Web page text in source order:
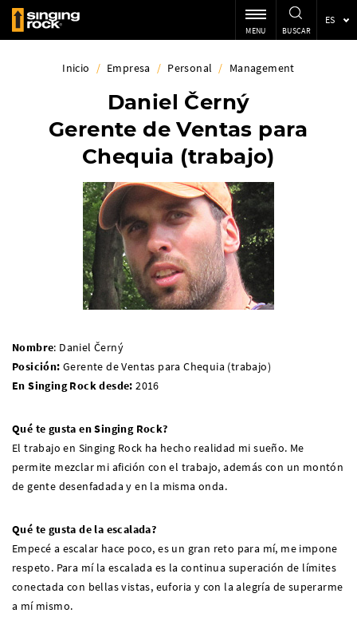
ES
MENU BUSCAR
Inicio / Empresa / Personal / Management
Daniel Černý
Gerente de Ventas para
Chequia (trabajo)
Nombre: Daniel Černý
Posición: Gerente de Ventas para Chequia (trabajo)
En Singing Rock desde: 2016
Qué te gusta en Singing Rock?
El trabajo en Singing Rock ha hecho realidad mi sueño. Me
permite mezclar mi afición con el trabajo, además con un montón
de gente desenfadada y en la misma onda.
Qué te gusta de la escalada?
Empecé a escalar hace poco, es un gran reto para mí, me impone
respeto. Para mí la escalada es la continua superación de límites
conectada con bellas vistas, euforia y con la alegría de superarme
a mí mismo.